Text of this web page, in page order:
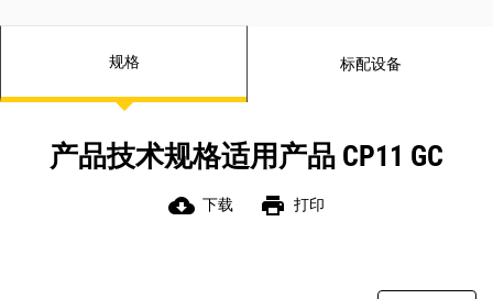
规格 标配设备
产品技术规格适用产品 CP11 GC
cloud_download 下载 print 打印